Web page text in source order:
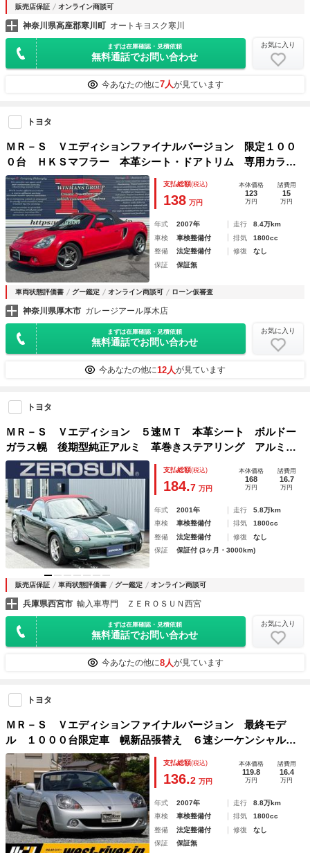
販売店保証 オンライン商談可
神奈川県高座郡寒川町 オートキヨスク寒川
まずは在庫確認・見積依頼
無料通話でお問い合わせ
お気に入り
今あなたの他に7人が見ています
トヨタ
ＭＲ－Ｓ Ｖエディションファイナルバージョン 限定１００
０台 ＨＫＳマフラー 本革シート・ドアトリム 専用カラー
ソフトトップ 専用本革巻きステアリング チタン調シルバー
加飾 Ｃａｒｒｏｚｚｅｒｉａナビ ＥＴＣ バックカメラ
支払総額(税込)
138 万円
本体価格
123
万円
諸費用
15
万円
年式 2007年 走行
8.4万km
車検
車検整備付 排気
1800cc
整備
法定整備付 修復
なし
保証
保証無
車両状態評価書 グー鑑定 オンライン商談可 ローン仮審査
神奈川県厚木市 ガレージアール厚木店
まずは在庫確認・見積依頼
無料通話でお問い合わせ
お気に入り
今あなたの他に12人が見ています
トヨタ
ＭＲ－Ｓ Ｖエディション ５速ＭＴ 本革シート ボルドー
ガラス幌 後期型純正アルミ 革巻きステアリング アルミペ
ダル 純正オーディオ フォグ リアスポ Ｗエアバック
支払総額(税込)
184.7 万円
本体価格
168
万円
諸費用
16.7
万円
年式 2001年 走行
5.8万km
車検
車検整備付 排気
1800cc
整備
法定整備付 修復
なし
保証
保証付 (3ヶ月・3000km)
販売店保証 車両状態評価書 グー鑑定 オンライン商談可
兵庫県西宮市 輸入車専門 ＺＥＲＯＳＵＮ西宮
まずは在庫確認・見積依頼
無料通話でお問い合わせ
お気に入り
今あなたの他に8人が見ています
トヨタ
ＭＲ－Ｓ Ｖエディションファイナルバージョン 最終モデ
ル １０００台限定車 幌新品張替え ６速シーケンシャル
黒革シート トムス１５インチＡＷ ダウンサス 純正Ｒス
ポ 純正フォグ ノーマルベース車 保証書・取説・スペアキ
ー有
支払総額(税込)
136.2 万円
本体価格
119.8
万円
諸費用
16.4
万円
年式 2007年 走行
8.8万km
車検
車検整備付 排気
1800cc
整備
法定整備付 修復
なし
保証
保証無